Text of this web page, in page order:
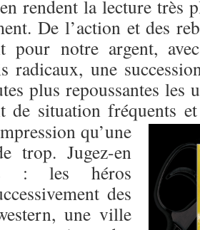
rendent la lecture très
De l’action et des
pour notre argent,
radicaux, une
plus repoussantes les
de situation fréquents
qu’une
trop. Jugez-en
: les héros
des
une ville